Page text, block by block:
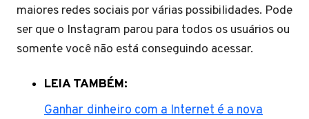
maiores redes sociais por várias possibilidades. Pode
ser que o Instagram parou para todos os usuários ou
somente você não está conseguindo acessar.
LEIA TAMBÉM:
Ganhar dinheiro com a Internet é a nova